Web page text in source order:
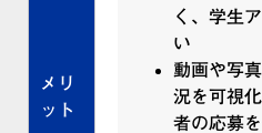
メリ
ット
く、学生
い
動画や写
況を可視
者の応募